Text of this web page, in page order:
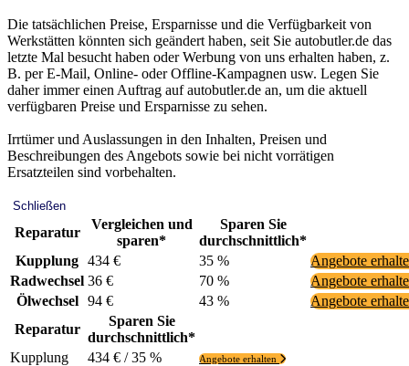
Die tatsächlichen Preise, Ersparnisse und die Verfügbarkeit von
Werkstätten könnten sich geändert haben, seit Sie autobutler.de das
letzte Mal besucht haben oder Werbung von uns erhalten haben, z.
B. per E-Mail, Online- oder Offline-Kampagnen usw. Legen Sie
daher immer einen Auftrag auf autobutler.de an, um die aktuell
verfügbaren Preise und Ersparnisse zu sehen.
Irrtümer und Auslassungen in den Inhalten, Preisen und
Beschreibungen des Angebots sowie bei nicht vorrätigen
Ersatzteilen sind vorbehalten.
Schließen
Reparatur
Vergleichen und
sparen*
Sparen Sie
durchschnittlich*
Kupplung 434 € 35 %
Angebote
Radwechsel 36 € 70 %
Angebote
Ölwechsel
94 € 43 %
Angebote
Reparatur
Sparen Sie
durchschnittlich*
Kupplung
434 € / 35 % Angebote erhalten